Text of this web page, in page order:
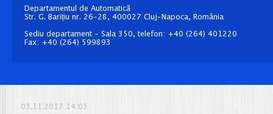
Departamentul de Automatică
Str. G. Barițiu nr. 26-28, 400027 Cluj-Napoca, România
Sediu departament - Sala 350, telefon: +40 (264) 401220
Fax: +40 (264) 599893
03.11.2017 14:03